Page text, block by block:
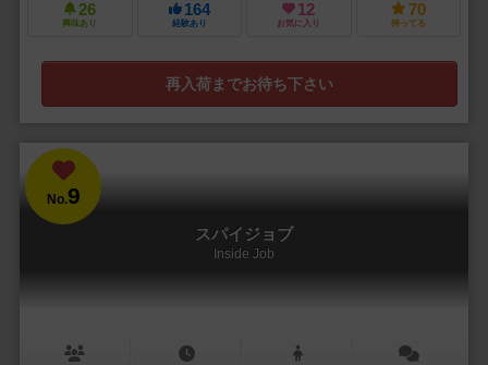
26
興味あり
164
経験あり
12
お気に入り
70
持ってる
再入荷までお待ち下さい
No.9
スパイジョブ
Inside Job